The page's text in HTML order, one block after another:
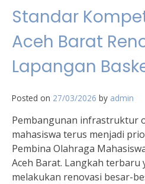
Standar
Aceh Barat
Lapangan
Posted on 27/03/2026 by admin
Pembangunan infrastruktur
mahasiswa terus menjadi
Pembina Olahraga
Aceh Barat. Langkah terbaru
melakukan renovasi besar-